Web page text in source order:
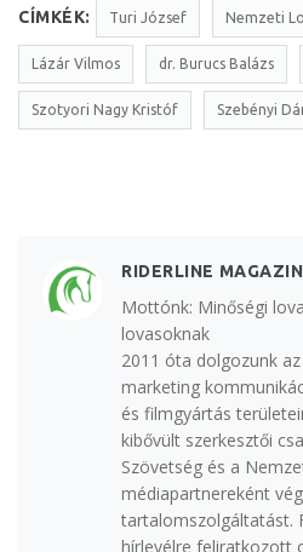
CÍMKÉK: Turi József Nemzeti
Lázár Vilmos dr. Burucs Balázs
Szotyori Nagy Kristóf Szebényi
RIDERLINE MAGAZIN
Mottónk: Minőségi
lovasoknak
2011 óta dolgozunk
marketing
és filmgyártás
kibővült szerkesztői
Szövetség és a
médiapartnereként
tartalomszolgáltatást.
hírlevélre feliratkozott